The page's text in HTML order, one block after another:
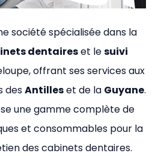
société spécialisée dans la
dentaireset lesuivi
offrant ses services aux
desAntilleset de la Guyane.
une gamme complète de
et consommables pour la
des cabinets dentaires.